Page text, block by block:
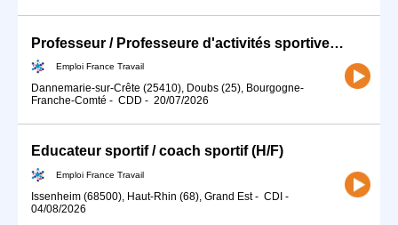
Professeur / Professeure d'activités sportives (H/F)
Emploi France Travail
Dannemarie-sur-Crête (25410), Doubs (25), Bourgogne-
Franche-Comté - CDD - 20/07/2026
Educateur sportif / coach sportif (H/F)
Emploi France Travail
Issenheim (68500), Haut-Rhin (68), Grand Est- CDI -
04/08/2026